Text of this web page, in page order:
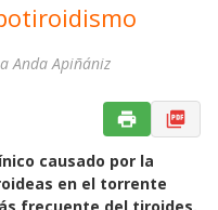
Anda Apiñániz
causado por la
en el torrente